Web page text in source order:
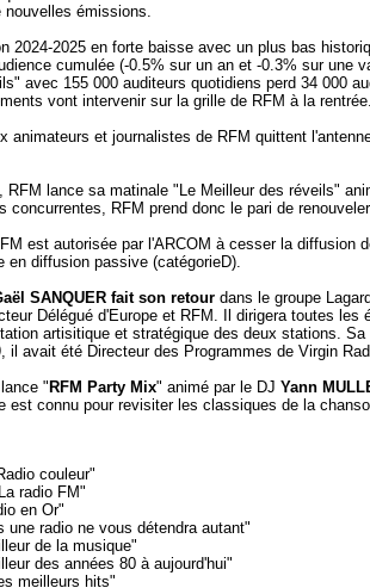
nouvelles émissions.
2024-2025 en forte baisse avec un plus bas
cumulée (-0.5% sur un an et -0.3% sur une
avec 155 000 auditeurs quotidiens perd 34 000
vont intervenir sur la grille de RFM à la
animateurs et journalistes de RFM quittent
RFM lance sa matinale "Le Meilleur des réveils"
concurrentes, RFM prend donc le pari de
est autorisée par l'ARCOM à cesser la diffusion
en diffusion passive (catégorieD).
SANQUER fait son retour dans le groupe
Délégué d'Europe et RFM. Il dirigera toutes
artisitique et stratégique des deux stations.
il avait été Directeur des Programmes de Virgin
" RFM Party Mix" animé par le DJ Yann
est connu pour revisiter les classiques de la
couleur"
radio FM"
en Or"
une radio ne vous détendra autant"
de la musique"
des années 80 à aujourd'hui"
meilleurs hits"